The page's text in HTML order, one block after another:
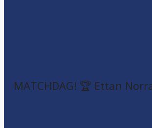
MATCHDAG! 🏆 Ettan